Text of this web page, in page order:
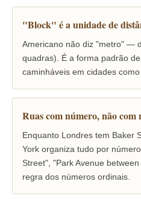
"Block" é a unidade de
Americano não diz "metro" —
quadras). É a forma padrão
caminháveis em cidades
Ruas com número, não com
Enquanto Londres tem Baker
York organiza tudo por
Street", "Park Avenue
regra dos números ordinais.